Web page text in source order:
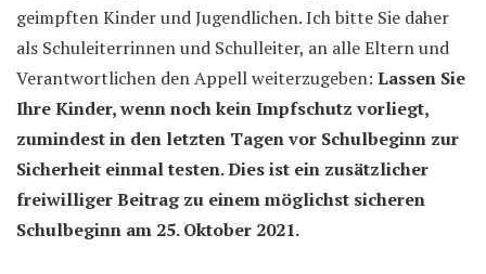
geimpften Kinder und Jugendlichen. Ich bitte Sie daher
als Schuleiterrinnen und Schulleiter, an alle Eltern und
Verantwortlichen den Appell weiterzugeben: Lassen Sie
Ihre Kinder, wenn noch kein Impfschutz vorliegt,
zumindest in den letzten Tagen vor Schulbeginn zur
Sicherheit einmal testen. Dies ist ein zusätzlicher
freiwilliger Beitrag zu einem möglichst sicheren
Schulbeginn am 25. Oktober 2021.